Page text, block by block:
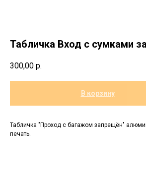
Табличка Вход с сумками
300,00 р.
В корзину
Табличка "Проход с багажом запрещён"
печать.